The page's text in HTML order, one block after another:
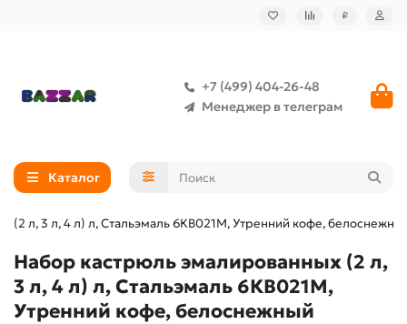
₽
+7 (499) 404-26-48
Менеджер в телеграм
Каталог
(2 л, 3 л, 4 л) л, Стальэмаль 6КВ021М, Утренний кофе,
Набор кастрюль эмалированных (2 л,
3 л, 4 л) л, Стальэмаль 6КВ021М,
Утренний кофе, белоснежный